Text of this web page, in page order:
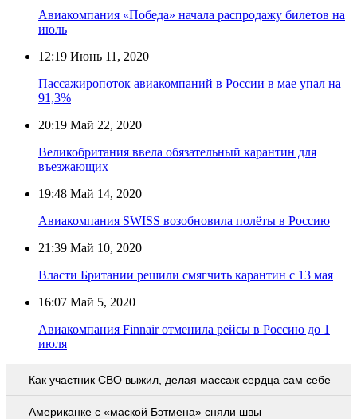
Авиакомпания «Победа» начала распродажу билетов на
июль
12:19 Июнь 11, 2020
Пассажиропоток авиакомпаний в России в мае упал на
91,3%
20:19 Май 22, 2020
Великобритания ввела обязательный карантин для
въезжающих
19:48 Май 14, 2020
Авиакомпания SWISS возобновила полёты в Россию
21:39 Май 10, 2020
Власти Британии решили смягчить карантин с 13 мая
16:07 Май 5, 2020
Авиакомпания Finnair отменила рейсы в Россию до 1
июля
Как участник СВО выжил, делая массаж сердца сам себе
Американке с «маской Бэтмена» сняли швы